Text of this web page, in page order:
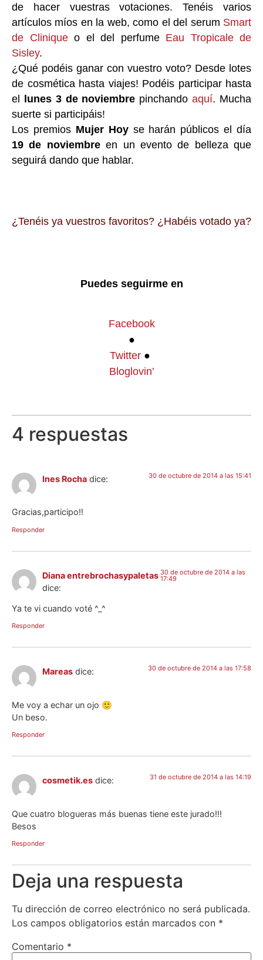
de hacer vuestras votaciones. Tenéis varios
artículos míos en la web, como el del serum Smart
de Clinique o el del perfume Eau Tropicale de
Sisley.
¿Qué podéis ganar con vuestro voto? Desde lotes
de cosmética hasta viajes! Podéis participar hasta
el lunes 3 de noviembre pinchandoaquí. Mucha
suerte si participáis!
Los premios Mujer Hoyse harán públicos el día
19 de noviembreen un evento de belleza que
seguirá dando que hablar.
¿Tenéis ya vuestros favoritos? ¿Habéis votado ya?
Puedes seguirme en
Facebook
●
Twitter ●
Bloglovin’
4 respuestas
Ines Rocha dice: 30 de octubre de 2014 a las 15:41
Gracias,participo!!
Responder
Diana entrebrochasypaletas
dice:
30 de octubre de 2014 a las
17:49
Ya te vi cuando voté ^_^
Responder
Mareas dice: 30 de octubre de 2014 a las 17:58
Me voy a echar un ojo 🙂
Un beso.
Responder
cosmetik.es dice: 31 de octubre de 2014 a las 14:19
Que cuatro blogueras más buenas tiene este jurado!!!
Besos
Responder
Deja una respuesta
Tu dirección de correo electrónico no será publicada.
Los campos obligatorios están marcados con *
Comentario *